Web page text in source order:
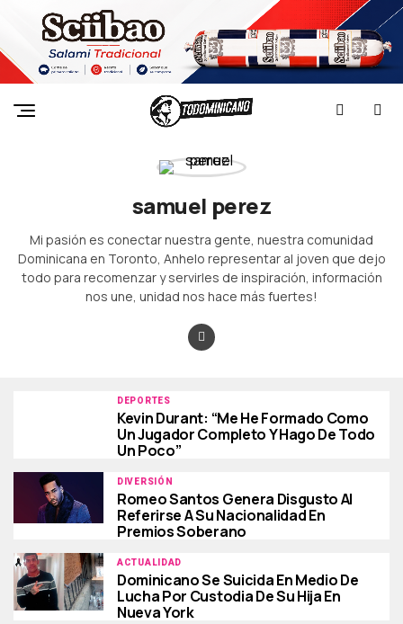
samuel perez
Mi pasión es conectar nuestra gente, nuestra comunidad
Dominicana en Toronto, Anhelo representar al joven que dejo
todo para recomenzar y servirles de inspiración, información
nos une, unidad nos hace más fuertes!
DEPORTES
Kevin Durant: “Me He Formado Como
Un Jugador Completo Y Hago De Todo
Un Poco”
DIVERSIÓN
Romeo Santos Genera Disgusto Al
Referirse A Su Nacionalidad En
Premios Soberano
ACTUALIDAD
Dominicano Se Suicida En Medio De
Lucha Por Custodia De Su Hija En
Nueva York